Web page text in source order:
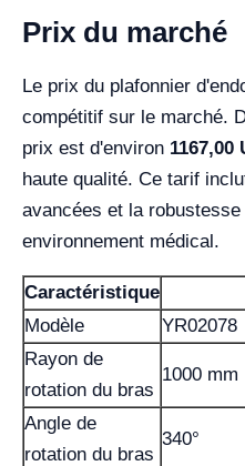
Prix du marché
Le prix du plafonnier
compétitif sur le marché.
prix est d'environ 1167,00
haute qualité. Ce tarif
avancées et la
environnement médical.
Caractéristique
Modèle
YR02078
Rayon de
rotation du bras
1000 mm
Angle de
rotation du bras
340°